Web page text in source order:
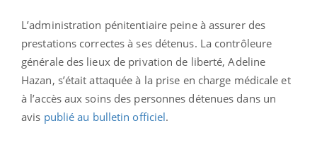
L’administration pénitentiaire peine à assurer des
prestations correctes à ses détenus. La contrôleure
générale des lieux de privation de liberté, Adeline
Hazan, s’était attaquée à la prise en charge médicale et
à l’accès aux soins des personnes détenues dans un
avis publié au bulletin officiel.